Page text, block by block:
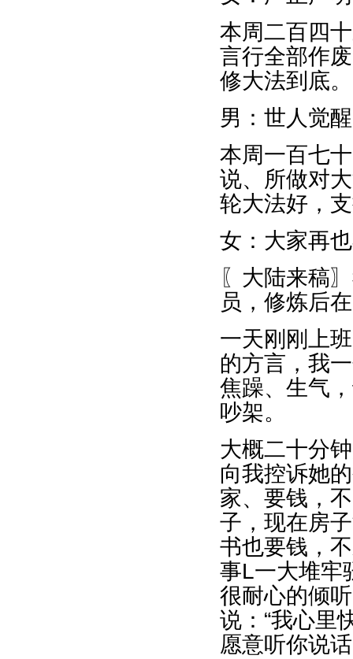
本周二百四
言行全部作
修大法到底。
男：世人觉醒
本周一百七
说、所做对
轮大法好，
女：大家再
〖大陆来稿
员，修炼后
一天刚刚上
的方言，我
焦躁、生气
吵架。
大概二十分
向我控诉她
家、要钱，
子，现在房
书也要钱，
事L一大堆牢
很耐心的倾
说：“我心里
愿意听你说